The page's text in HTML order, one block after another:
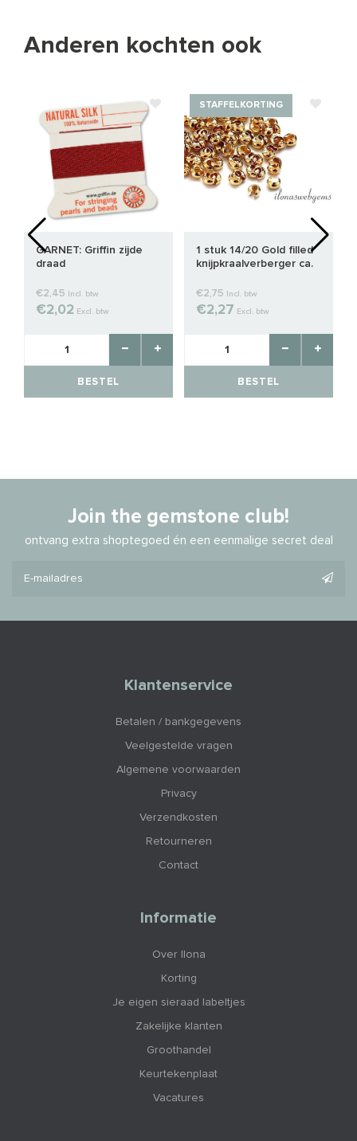
Anderen kochten ook
GARNET: Griffin zijde
draad
€2,45 Incl. btw
€2,02 Excl. btw
BESTEL
STAFFELKORTING
1 stuk 14/20 Gold filled
knijpkraalverberger ca.
€2,75 Incl. btw
€2,27 Excl. btw
BESTEL
Join the gemstone club!
ontvang extra shoptegoed én een eenmalige secret deal
Klantenservice
Betalen / bankgegevens
Veelgestelde vragen
Algemene voorwaarden
Privacy
Verzendkosten
Retourneren
Contact
Informatie
Over Ilona
Korting
Je eigen sieraad labeltjes
Zakelijke klanten
Groothandel
Keurtekenplaat
Vacatures